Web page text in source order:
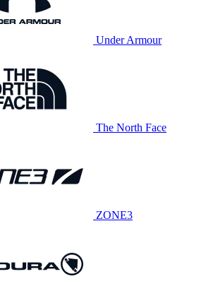
Under Armour
The North Face
ZONE3